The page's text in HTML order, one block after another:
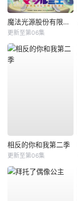
魔法光源股份有限公司第二季
更新至第06集
相反的你和我第二季
更新至第06集